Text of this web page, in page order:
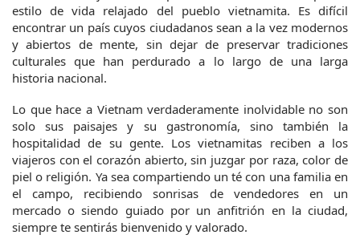
estilo de vida relajado del pueblo vietnamita. Es difícil
encontrar un país cuyos ciudadanos sean a la vez modernos
y abiertos de mente, sin dejar de preservar tradiciones
culturales que han perdurado a lo largo de una larga
historia nacional.
Lo que hace a Vietnam verdaderamente inolvidable no son
solo sus paisajes y su gastronomía, sino también la
hospitalidad de su gente. Los vietnamitas reciben a los
viajeros con el corazón abierto, sin juzgar por raza, color de
piel o religión. Ya sea compartiendo un té con una familia en
el campo, recibiendo sonrisas de vendedores en un
mercado o siendo guiado por un anfitrión en la ciudad,
siempre te sentirás bienvenido y valorado.